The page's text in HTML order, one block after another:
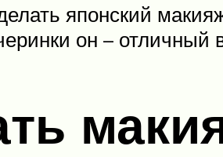
японский
он – отличный